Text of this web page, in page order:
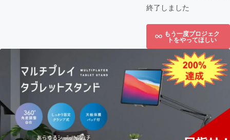
終了しました
もう一度プロジェク
トをやってほしい